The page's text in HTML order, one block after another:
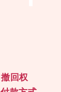
撤回权